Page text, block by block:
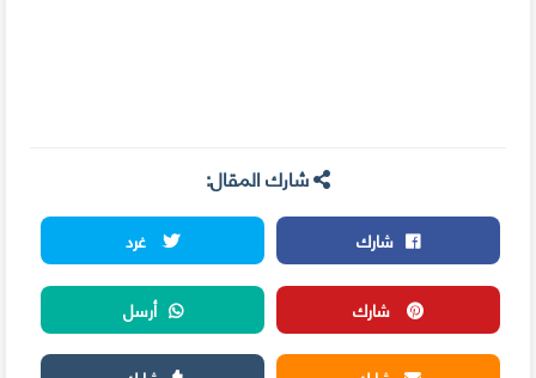
شارك المقال:
شارك
غرد
شارك
أرسل